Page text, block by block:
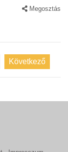
Megosztás
Következő